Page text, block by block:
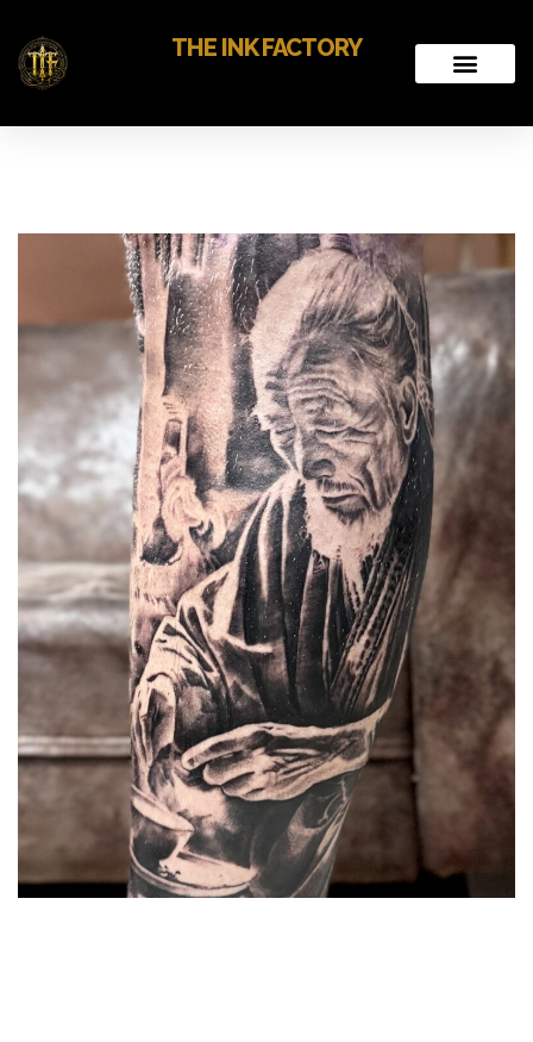
THE INK FACTORY